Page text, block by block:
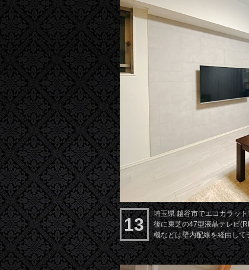
13
埼玉県 越谷市でエコカラッ
後に東芝の47型液晶テレビ
機などは壁内配線を経由し